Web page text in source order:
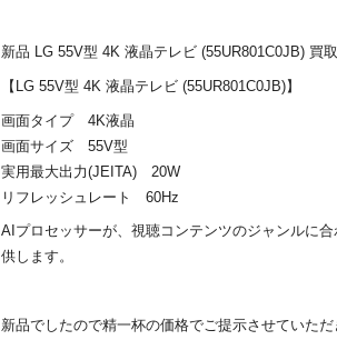
新品 LG 55V型 4K 液晶テレビ (55UR801C0JB) 買
【LG 55V型 4K 液晶テレビ (55UR801C0JB)】
画面タイプ 4K液晶
画面サイズ 55V型
実用最大出力(JEITA) 20W
リフレッシュレート 60Hz
AIプロセッサーが、視聴コンテンツのジャンルに
供します。
新品でしたので精一杯の価格でご提示させていただ